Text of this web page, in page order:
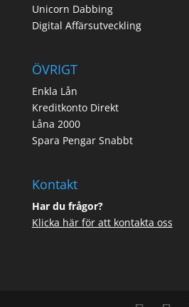
Unicorn Dabbing
Digital Affärsutveckling
ÖVRIGT
Enkla Lån
Kreditkonto Direkt
Låna 2000
Spara Pengar Snabbt
Kontakt
Har du frågor?
Klicka här för att kontakta oss